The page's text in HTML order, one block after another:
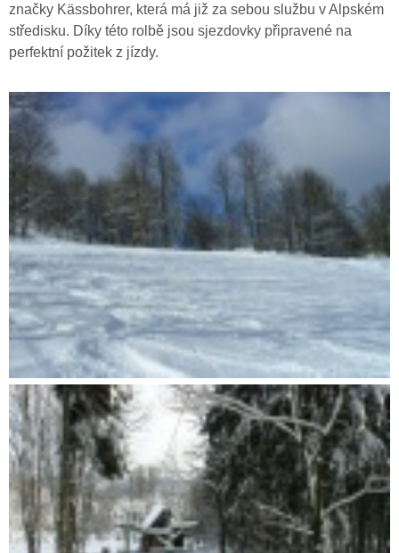
značky Kässbohrer, která má již za sebou službu v Alpském
středisku. Díky této rolbě jsou sjezdovky připravené na
perfektní požitek z jízdy.